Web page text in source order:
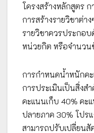
โครงสร้างหลักสูตร ก
การสร้างรายวิชาต่า
รายวิชาควรประกอ
หน่วยกิต หรือจำนวน
การกำหนดน้ำหนักค
การประเมินเป็นสิ่ง
คะแนนเก็บ 40% คะ
ปลายภาค 30% โปร
สามารถปรับเปลี่ยนสั